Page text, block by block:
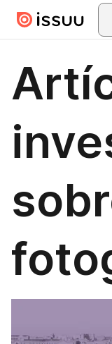
Skip to main content